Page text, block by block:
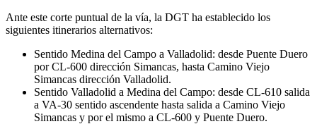
Ante este corte puntual de la vía, la DGT ha establecido los
siguientes itinerarios alternativos:
Sentido Medina del Campo a Valladolid: desde Puente Duero
por CL-600 dirección Simancas, hasta Camino Viejo
Simancas dirección Valladolid.
Sentido Valladolid a Medina del Campo: desde CL-610 salida
a VA-30 sentido ascendente hasta salida a Camino Viejo
Simancas y por el mismo a CL-600 y Puente Duero.